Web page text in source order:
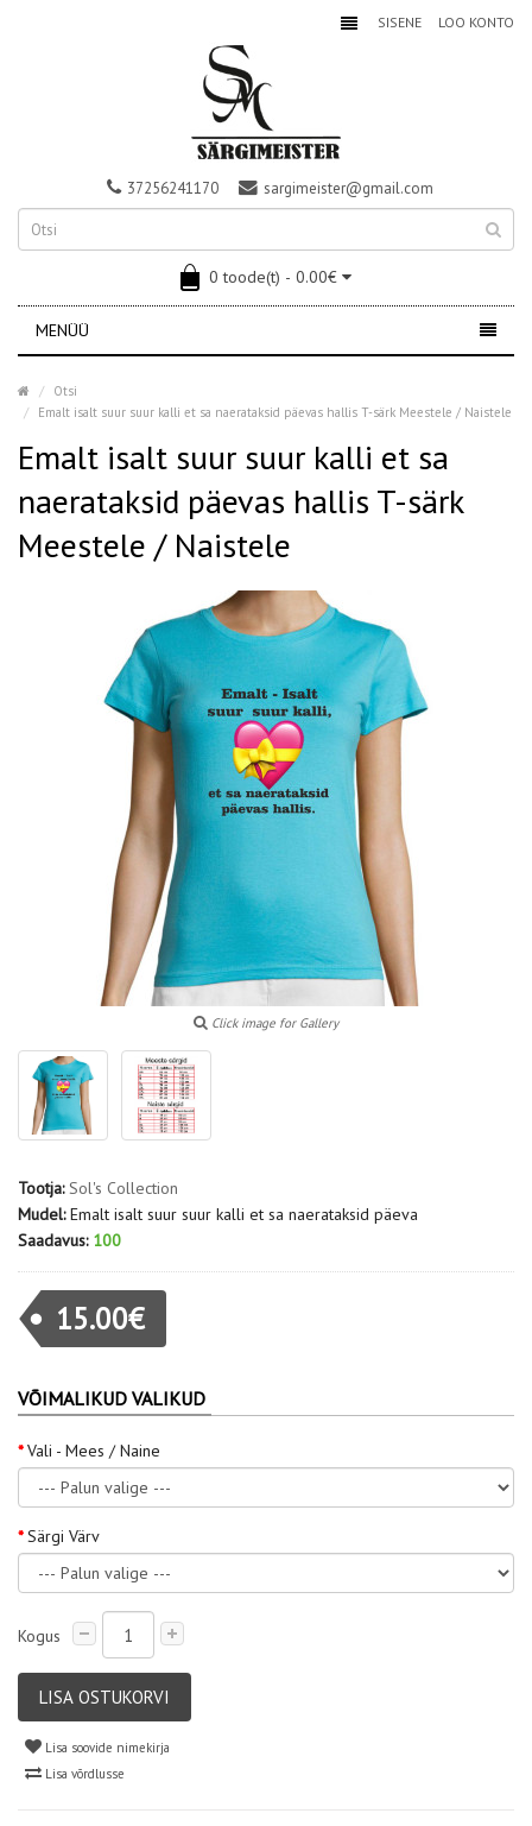
SISENE LOO KONTO
37256241170 sargimeister@gmail.com
0 toode(t) - 0.00€
MENÜÜ
Otsi
Emalt isalt suur suur kalli et sa naerataksid päevas hallis T-särk Meestele / Naistele
Emalt isalt suur suur kalli et sa
naerataksid päevas hallis T-särk
Meestele / Naistele
Click image for Gallery
Tootja: Sol's Collection
Mudel: Emalt isalt suur suur kalli et sa naerataksid päeva
Saadavus: 100
15.00€
VÕIMALIKUD VALIKUD
Vali - Mees / Naine
Särgi Värv
Kogus
LISA OSTUKORVI
Lisa soovide nimekirja
Lisa võrdlusse